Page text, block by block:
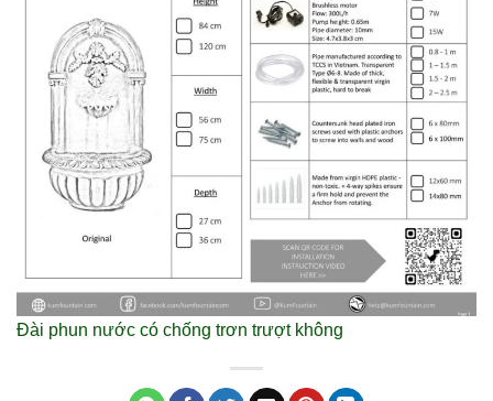
Đài phun nước có chống trơn trượt không